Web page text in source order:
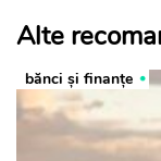
Alte
bănci şi finanţe